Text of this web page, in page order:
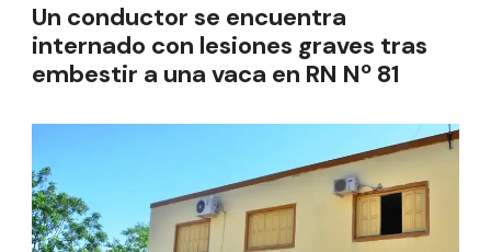
Un conductor se encuentra
internado con lesiones graves tras
embestir a una vaca en RN Nº 81